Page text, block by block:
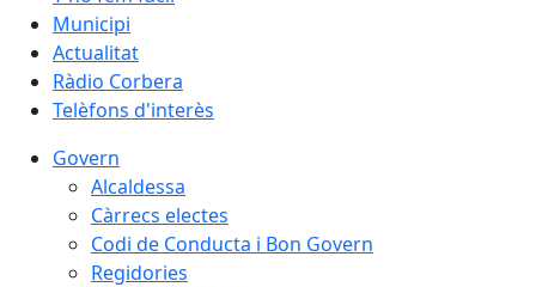
Municipi
Actualitat
Ràdio Corbera
Telèfons d'interès
Govern
Alcaldessa
Càrrecs electes
Codi de Conducta i Bon Govern
Regidories